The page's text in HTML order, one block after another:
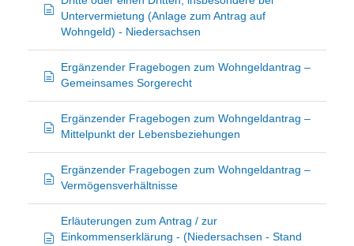
Untervermietung (Anlage zum Antrag auf
Wohngeld) - Niedersachsen
Ergänzender Fragebogen zum Wohngeldantrag –
Gemeinsames Sorgerecht
Ergänzender Fragebogen zum Wohngeldantrag –
Mittelpunkt der Lebensbeziehungen
Ergänzender Fragebogen zum Wohngeldantrag –
Vermögensverhältnisse
Erläuterungen zum Antrag / zur
Einkommenserklärung - (Niedersachsen - Stand